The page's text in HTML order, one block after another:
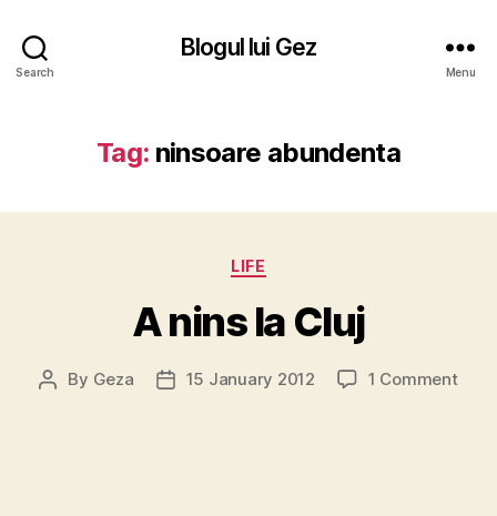
Search
Blogul lui Gez
Menu
Tag: ninsoare abundenta
Categories
LIFE
A nins la Cluj
Post
By Geza
Post15 January 2012 1 Commenton